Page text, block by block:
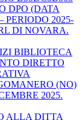
DPO (DATA
PERIODO 2025-
DI NOVARA.
BIBLIOTECA
DIRETTO
(NO)
2025.
ALLA DITTA